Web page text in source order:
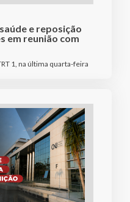
e reposição
em reunião com
1, na última quarta-feira